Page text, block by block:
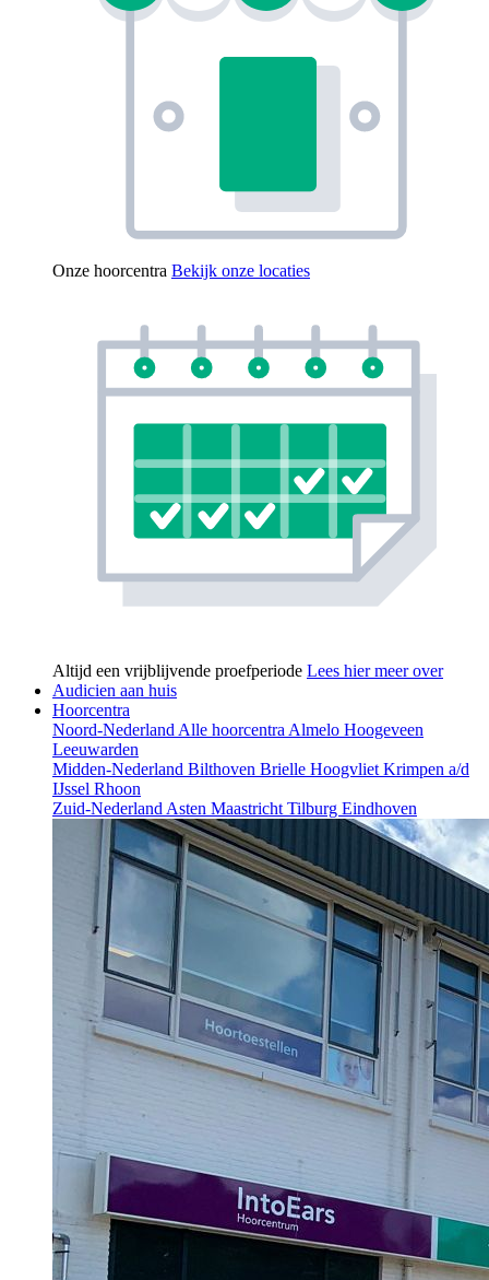
Onze hoorcentra Bekijk onze locaties
Altijd een vrijblijvende proefperiode Lees hier meer over
Audicien aan huis
Hoorcentra
Noord-Nederland Alle hoorcentra Almelo Hoogeveen
Leeuwarden
Midden-Nederland Bilthoven Brielle Hoogvliet Krimpen a/d
IJssel Rhoon
Zuid-Nederland Asten Maastricht Tilburg Eindhoven